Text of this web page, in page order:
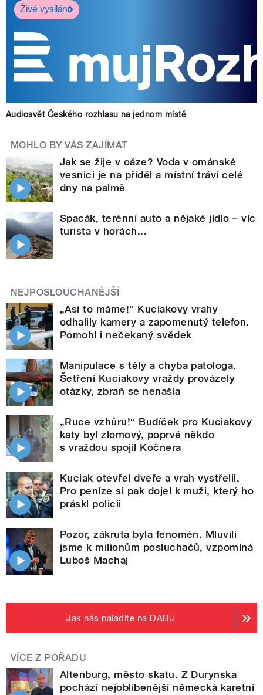
Živé vysílání
Audiosvět Českého rozhlasu na jednom místě
MOHLO BY VÁS ZAJÍMAT
Jak se žije v oáze? Voda v ománské
vesnici je na příděl a místní tráví celé
dny na palmě
Spacák, terénní auto a nějaké jídlo – víc
turista v horách...
NEJPOSLOUCHANĚJŠÍ
„Asi to máme!“ Kuciakovy vrahy
odhalily kamery a zapomenutý telefon.
Pomohl i nečekaný svědek
Manipulace s těly a chyba patologa.
Šetření Kuciakovy vraždy provázely
otázky, zbraň se nenašla
„Ruce vzhůru!“ Budíček pro Kuciakovy
katy byl zlomový, poprvé někdo
s vraždou spojil Kočnera
Kuciak otevřel dveře a vrah vystřelil.
Pro peníze si pak dojel k muži, který ho
práskl policii
Pozor, zákruta byla fenomén. Mluvili
jsme k milionům posluchačů, vzpomíná
Luboš Machaj
Jak nás naladíte na DABu
VÍCE Z POŘADU
Altenburg, město skatu. Z Durynska
pochází nejoblíbenější německá karetní